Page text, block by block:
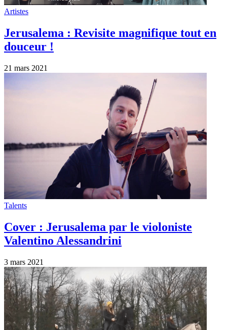
Artistes
Jerusalema : Revisite magnifique tout en
douceur !
21 mars 2021
Talents
Cover : Jerusalema par le violoniste
Valentino Alessandrini
3 mars 2021